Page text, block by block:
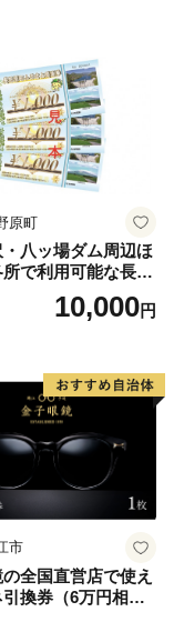
原町
八ッ場ダム周辺ほ
で利用可能な長野
さと感謝券（3,000
トラベル 観光 旅行
10,000円
市
全国直営店で使え
換券（6万円相